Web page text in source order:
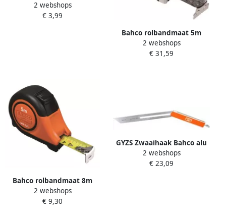
3.5x100150-250 | 806-1-2
2 webshops
€ 3,99
Bahco rolbandmaat 5m
25mm rvs | MTS-5-25
2 webshops
€ 31,59
Bahco rolbandmaat 8m
25mm magn | MTB-8-25-M
2 webshops
€ 9,30
GYZS Zwaaihaak Bahco alu
st.200mm
2 webshops
€ 23,09